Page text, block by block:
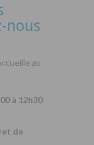
nous
au
à 12h30
et de